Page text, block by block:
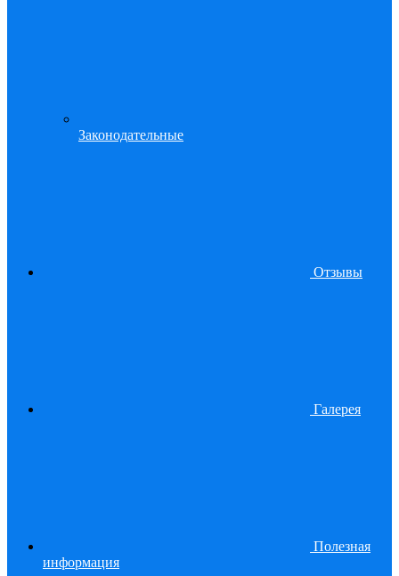
Законодательные
Отзывы
Галерея
Полезная
информация